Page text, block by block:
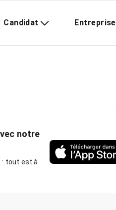
Candidat Entreprise
notre
: tout est à